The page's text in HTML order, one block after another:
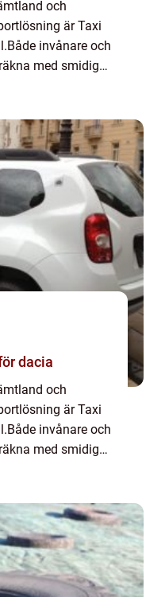
och
är Taxi
invånare och
med smidig
dacia
och
är Taxi
invånare och
med smidig